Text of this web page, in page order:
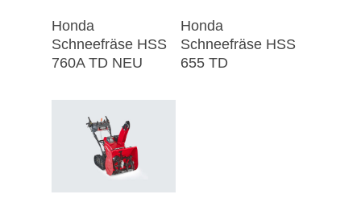
Honda
Schneefräse HSS
760A TD NEU
Honda
Schneefräse HSS
655 TD